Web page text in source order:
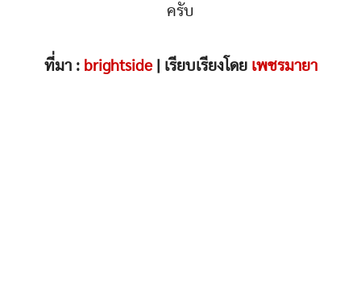
ครับ
ที่มา : brightside| เรียบเรียงโดย เพชรมายา